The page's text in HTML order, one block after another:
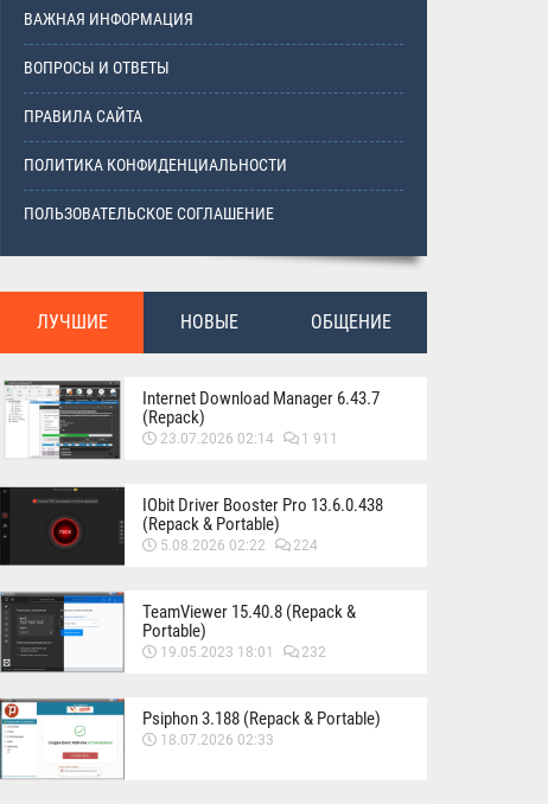
ВАЖНАЯ ИНФОРМАЦИЯ
ВОПРОСЫ И ОТВЕТЫ
ПРАВИЛА САЙТА
ПОЛИТИКА КОНФИДЕНЦИАЛЬНОСТИ
ПОЛЬЗОВАТЕЛЬСКОЕ СОГЛАШЕНИЕ
ЛУЧШИЕ НОВЫЕ ОБЩЕНИЕ
Internet Download Manager 6.43.7
(Repack)
23.07.2026 02:14 1 911
IObit Driver Booster Pro 13.6.0.438
(Repack & Portable)
5.08.2026 02:22 224
TeamViewer 15.40.8 (Repack &
Portable)
19.05.2023 18:01 232
Psiphon 3.188 (Repack & Portable)
18.07.2026 02:33